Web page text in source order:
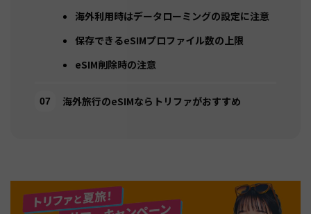
海外利用時はデータローミングの設定に注意
保存できるeSIMプロファイル数の上限
eSIM削除時の注意
海外旅行のeSIMならトリファがおすすめ